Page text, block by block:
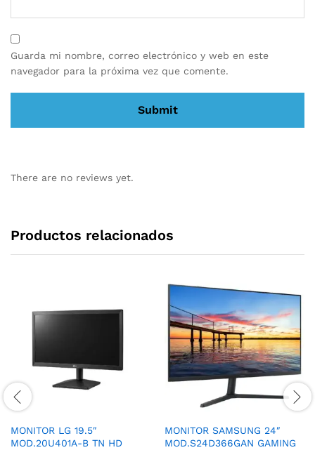
Guarda mi nombre, correo electrónico y web en este
navegador para la próxima vez que comente.
There are no reviews yet.
Productos relacionados
MONITOR LG 19.5″
MOD.20U401A-B TN HD
MONITOR SAMSUNG 24″
MOD.S24D366GAN GAMING